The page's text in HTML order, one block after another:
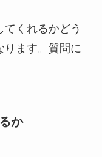
くれるかどう
ります。質問に
か